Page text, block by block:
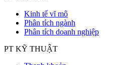
Kinh tế vĩ mô
Phân tích ngành
Phân tích doanh nghiệp
PT KỸ THUẬT